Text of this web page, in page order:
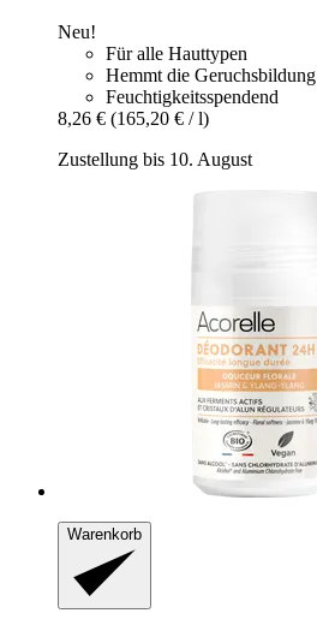
Neu!
Für alle Hauttypen
Hemmt die Geruchsbildung
Feuchtigkeitsspendend
8,26 € (165,20 € / l)
Zustellung bis 10. August
Warenkorb